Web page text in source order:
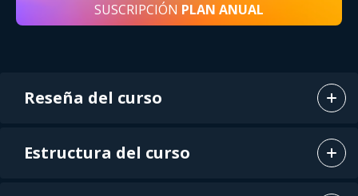
SUSCRIPCIÓN PLAN ANUAL
Reseña del curso
Estructura del curso